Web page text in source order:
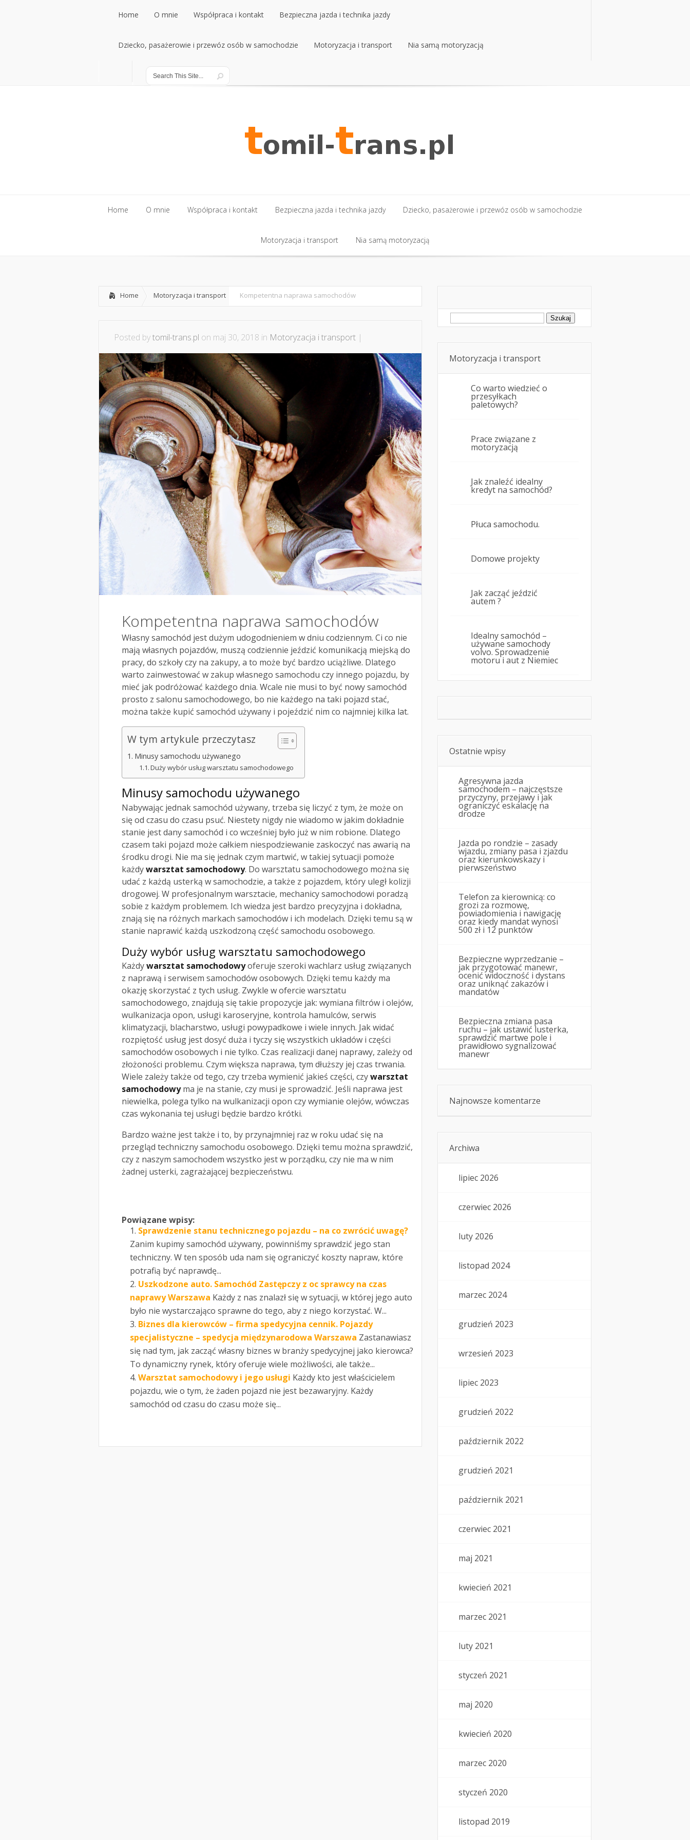
Home
Home
O mnie
O mnie
Współpraca i kontakt
Współpraca i kontakt
Bezpieczna jazda i technika jazdy
Bezpieczna jazda i technika jazdy
Dziecko, pasażerowie i przewóz osób w samochodzie
Dziecko, pasażerowie i przewóz osób w samochodzie
Motoryzacja i transport Nia samą motoryzacją
Home O mnie Współpraca i kontakt Bezpieczna jazda i technika jazdy
Bezpieczna jazda i technika jazdy
Dziecko, pasażerowie i przewóz osób w samochodzie
Dziecko, pasażerowie i przewóz osób w samochodzie
Motoryzacja i transport Nia samą motoryzacją
Home Motoryzacja i transport Kompetentna naprawa samochodów
Posted bytomil-trans.pl on maj 30, 2018 in Motoryzacja i transport |
Kompetentna naprawa samochodów
Własny samochód jest dużym udogodnieniem w dniu codziennym. Ci co nie
mają własnych pojazdów, muszą codziennie jeździć komunikacją miejską do
pracy, do szkoły czy na zakupy, a to może być bardzo uciążliwe. Dlatego
warto zainwestować w zakup własnego samochodu czy innego pojazdu, by
mieć jak podróżować każdego dnia. Wcale nie musi to być nowy samochód
prosto z salonu samochodowego, bo nie każdego na taki pojazd stać,
można także kupić samochód używany i pojeździć nim co najmniej kilka lat.
W tym artykule przeczytasz
Minusy samochodu używanego
Duży wybór usług warsztatu samochodowego
Minusy samochodu używanego
Nabywając jednak samochód używany, trzeba się liczyć z tym, że może on
się od czasu do czasu psuć. Niestety nigdy nie wiadomo w jakim dokładnie
stanie jest dany samochód i co wcześniej było już w nim robione. Dlatego
czasem taki pojazd może całkiem niespodziewanie zaskoczyć nas awarią na
środku drogi. Nie ma się jednak czym martwić, w takiej sytuacji pomoże
każdywarsztat samochodowy. Do warsztatu samochodowego można się
udać z każdą usterką w samochodzie, a także z pojazdem, który uległ kolizji
drogowej. W profesjonalnym warsztacie, mechanicy samochodowi poradzą
sobie z każdym problemem. Ich wiedza jest bardzo precyzyjna i dokładna,
znają się na różnych markach samochodów i ich modelach. Dzięki temu są w
stanie naprawić każdą uszkodzoną część samochodu osobowego.
Duży wybór usług warsztatu samochodowego
Każdywarsztat samochodowyoferuje szeroki wachlarz usług związanych
z naprawą i serwisem samochodów osobowych. Dzięki temu każdy ma
okazję skorzystać z tych usług. Zwykle w ofercie warsztatu
samochodowego, znajdują się takie propozycje jak: wymiana filtrów i olejów,
wulkanizacja opon, usługi karoseryjne, kontrola hamulców, serwis
klimatyzacji, blacharstwo, usługi powypadkowe i wiele innych. Jak widać
rozpiętość usług jest dosyć duża i tyczy się wszystkich układów i części
samochodów osobowych i nie tylko. Czas realizacji danej naprawy, zależy od
złożoności problemu. Czym większa naprawa, tym dłuższy jej czas trwania.
Wiele zależy także od tego, czy trzeba wymienić jakieś części, czywarsztat
samochodowyma je na stanie, czy musi je sprowadzić. Jeśli naprawa jest
niewielka, polega tylko na wulkanizacji opon czy wymianie olejów, wówczas
czas wykonania tej usługi będzie bardzo krótki.
Bardzo ważne jest także i to, by przynajmniej raz w roku udać się na
przegląd techniczny samochodu osobowego. Dzięki temu można sprawdzić,
czy z naszym samochodem wszystko jest w porządku, czy nie ma w nim
żadnej usterki, zagrażającej bezpieczeństwu.
Powiązane wpisy:
Sprawdzenie stanu technicznego pojazdu – na co zwrócić uwagę?
Zanim kupimy samochód używany, powinniśmy sprawdzić jego stan
techniczny. W ten sposób uda nam się ograniczyć koszty napraw, które
potrafią być naprawdę...
Uszkodzone auto. Samochód Zastępczy z oc sprawcy na czas
naprawy Warszawa Każdy z nas znalazł się w sytuacji, w której jego auto
było nie wystarczająco sprawne do tego, aby z niego korzystać. W...
Biznes dla kierowców – firma spedycyjna cennik. Pojazdy
specjalistyczne – spedycja międzynarodowa Warszawa Zastanawiasz
się nad tym, jak zacząć własny biznes w branży spedycyjnej jako kierowca?
To dynamiczny rynek, który oferuje wiele możliwości, ale także...
Warsztat samochodowy i jego usługi Każdy kto jest właścicielem
pojazdu, wie o tym, że żaden pojazd nie jest bezawaryjny. Każdy
samochód od czasu do czasu może się...
Szukaj:
Motoryzacja i transport
Co warto wiedzieć o
przesyłkach
paletowych?
Prace związane z
motoryzacją
Jak znaleźć idealny
kredyt na samochód?
Płuca samochodu.
Domowe projekty
Jak zacząć jeździć
autem ?
Idealny samochód –
używane samochody
volvo. Sprowadzenie
motoru i aut z Niemiec
Ostatnie wpisy
Agresywna jazda
samochodem – najczęstsze
przyczyny, przejawy i jak
ograniczyć eskalację na
drodze
Jazda po rondzie – zasady
wjazdu, zmiany pasa i zjazdu
oraz kierunkowskazy i
pierwszeństwo
Telefon za kierownicą: co
grozi za rozmowę,
powiadomienia i nawigację
oraz kiedy mandat wynosi
500 zł i 12 punktów
Bezpieczne wyprzedzanie –
jak przygotować manewr,
ocenić widoczność i dystans
oraz uniknąć zakazów i
mandatów
Bezpieczna zmiana pasa
ruchu – jak ustawić lusterka,
sprawdzić martwe pole i
prawidłowo sygnalizować
manewr
Najnowsze komentarze
Archiwa
lipiec 2026
czerwiec 2026
luty 2026
listopad 2024
marzec 2024
grudzień 2023
wrzesień 2023
lipiec 2023
grudzień 2022
październik 2022
grudzień 2021
październik 2021
czerwiec 2021
maj 2021
kwiecień 2021
marzec 2021
luty 2021
styczeń 2021
maj 2020
kwiecień 2020
marzec 2020
styczeń 2020
listopad 2019